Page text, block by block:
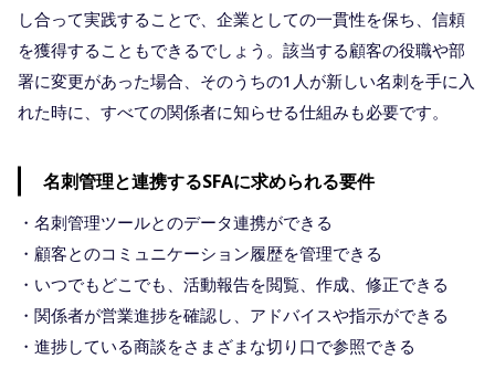
し合って実践することで、企業としての一貫性を保ち、信頼
を獲得することもできるでしょう。該当する顧客の役職や部
署に変更があった場合、そのうちの1人が新しい名刺を手に入
れた時に、すべての関係者に知らせる仕組みも必要です。
名刺管理と連携するSFAに求められる要件
・名刺管理ツールとのデータ連携ができる
・顧客とのコミュニケーション履歴を管理できる
・いつでもどこでも、活動報告を閲覧、作成、修正できる
・関係者が営業進捗を確認し、アドバイスや指示ができる
・進捗している商談をさまざまな切り口で参照できる